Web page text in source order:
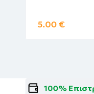
5.00 €
100%